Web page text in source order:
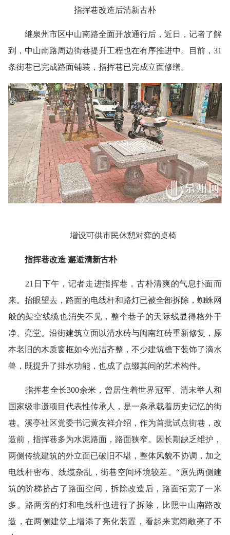
指挥巷改造后清新古朴
继泉州市区中山南路全面开放通行后，近日，记者了解
到，中山南路周边街巷提升工程也在有序推进中。目前，31
条街巷已完成路面铺装，指挥巷已完成立面修缮。
增设可供市民休憩对弈的桌椅
指挥巷改造 邂逅清新古朴
21日下午，记者走进指挥巷，古朴清爽的气息扑面而
来。抬眼望去，路面的电线杆和路灯已被全部拆除，蜘蛛网
般的架空线缆也消失不见，整个巷子的天际线显得格外干
净、亮堂。沿街建筑立面以清水砖与闽南红砖重新修复，原
本老旧的木质窗框如今光洁齐整，不少建筑檐下装饰了滴水
兽，既提升了排水功能，也成了点缀其间的艺术构件。
指挥巷全长300余米，曾居住着世界冠军、清末举人和
国家级非遗项目代表性传承人，是一条承载着历史记忆的街
巷。溪亭社区党委书记黄友祥介绍，作为首批试点街巷，改
造前，指挥巷多为水泥路面，路面狭窄。因长期缺乏维护，
两侧传统建筑的外立面已破旧不堪，整体风貌不协调，加之
电线杆密布、线缆杂乱，街巷空间环境较差。“原先两侧建
筑的阶梯挤占了路面空间，拆除改造后，路面拓宽了一米
多。路两旁的灯和电线杆也进行了拆除，比照中山南路改
造，在两侧建筑上增添了亮化装置，看起来宽阔敞亮了不